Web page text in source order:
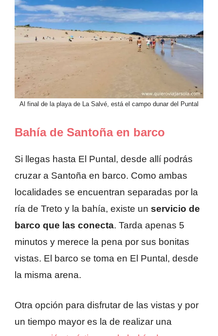
Al final de la playa de La Salvé, está el campo dunar del Puntal
Bahía de Santoña en barco
Si llegas hasta El Puntal, desde allí podrás
cruzar a Santoña en barco. Como ambas
localidades se encuentran separadas por la
ría de Treto y la bahía, existe un servicio de
barco que las conecta. Tarda apenas 5
minutos y merece la pena por sus bonitas
vistas. El barco se toma en El Puntal, desde
la misma arena.
Otra opción para disfrutar de las vistas y por
un tiempo mayor es la de realizar una